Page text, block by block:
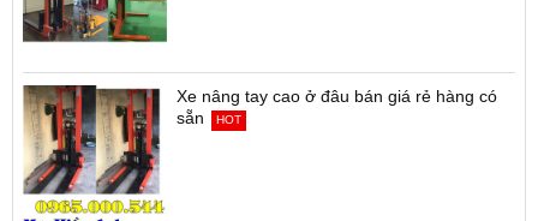
Xe nâng tay cao ở đâu bán giá rẻ hàng có
sẵn
HOT